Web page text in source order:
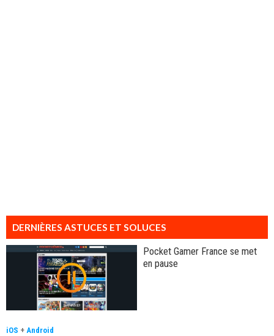
DERNIÈRES ASTUCES ET SOLUCES
Pocket Gamer France se met
en pause
iOS + Android